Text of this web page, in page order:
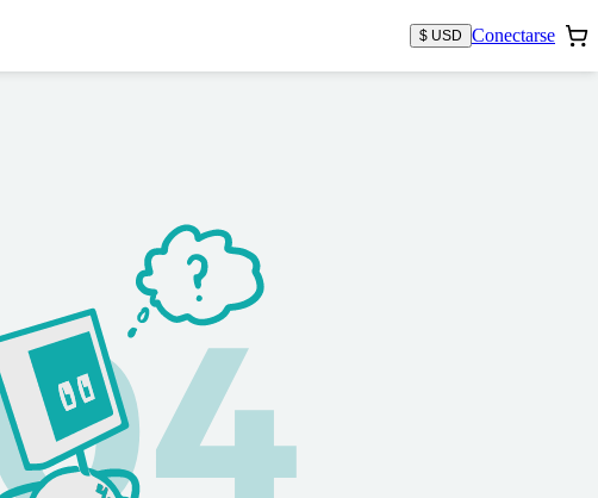
$ USD Conectarse